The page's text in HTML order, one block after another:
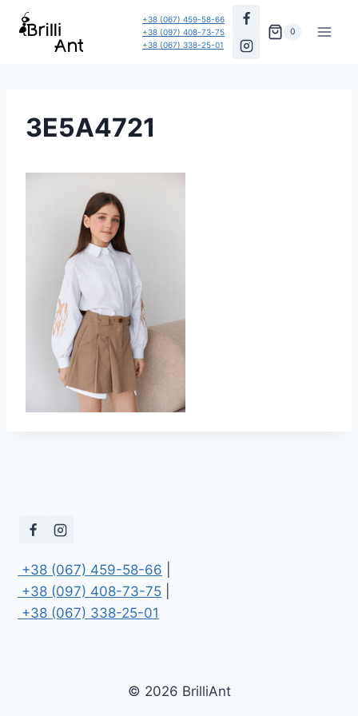
Перейти
+38 (067) 459-58-66
+38 (097) 408-73-75
+38 (067) 338-25-01
0
3E5A4721
+38 (067) 459-58-66
+38 (097) 408-73-75
+38 (067) 338-25-01
© 2026 BrilliAnt